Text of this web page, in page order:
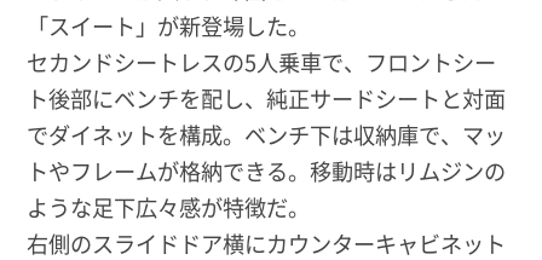
「スイート」が新登場した。
セカンドシートレスの5人乗車で、フロントシー
ト後部にベンチを配し、純正サードシートと対面
でダイネットを構成。ベンチ下は収納庫で、マッ
トやフレームが格納できる。移動時はリムジンの
ような足下広々感が特徴だ。
右側のスライドドア横にカウンターキャビネット